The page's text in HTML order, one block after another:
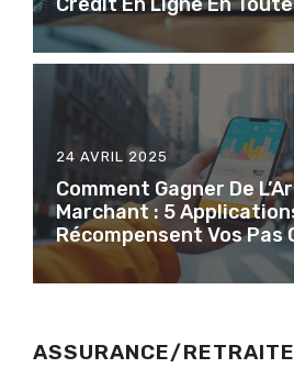
24 AVRIL 2025
Comment Gagner De
Marchant : 5
Récompensent Vos Pas
ASSURANCE/RETRAITE